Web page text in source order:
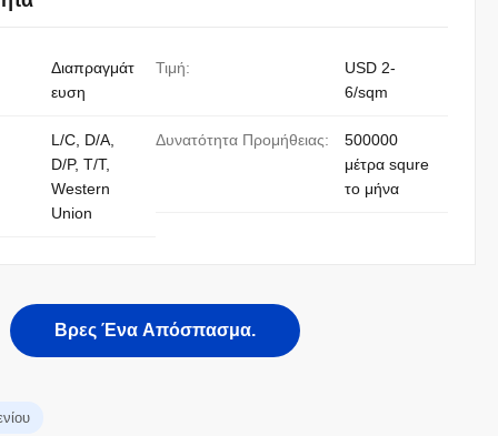
Διαπραγμάτ
ευση
Τιμή:
USD 2-
6/sqm
L/C, D/A,
D/P, T/T,
Western
Union
Δυνατότητα Προμήθειας:
500000
μέτρα squre
το μήνα
Βρες Ένα Απόσπασμα.